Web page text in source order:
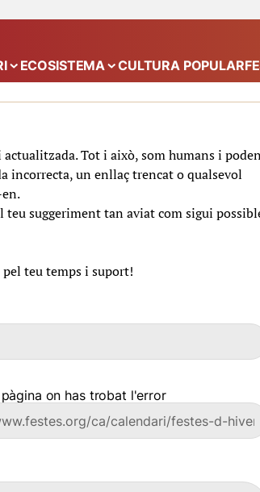
Mostra el submenú de “Calendari”
ECOSISTEMA Mostra el submenú de
CULTURA POPULAR
Tot i això, som humans i
incorrecta, un enllaç trencat o qualsevol
suggeriment tan aviat com sigui
teu temps i suport!
pàgina on has trobat l'error